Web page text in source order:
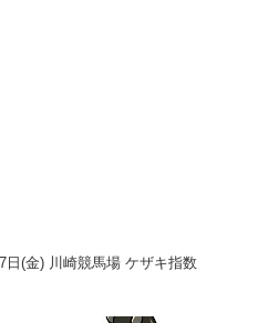
日(金) 川崎競馬場 ケザキ指数